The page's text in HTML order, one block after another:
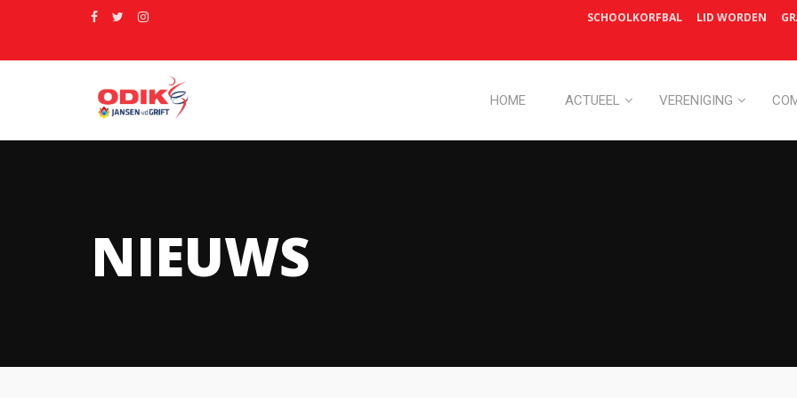
SCHOOLKORFBAL LID WORDEN
HOME ACTUEEL VERENIGING
NIEUWS